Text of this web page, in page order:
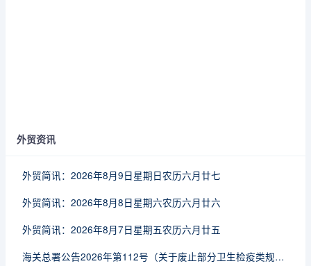
外贸资讯
外贸简讯：2026年8月9日星期日农历六月廿七
外贸简讯：2026年8月8日星期六农历六月廿六
外贸简讯：2026年8月7日星期五农历六月廿五
海关总署公告2026年第112号（关于废止部分卫生检疫类规范性文件的公告）